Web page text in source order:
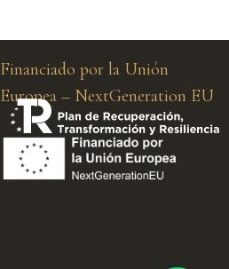
Financiado por la Unión
Europea – NextGeneration EU